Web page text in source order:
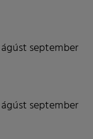
ágúst september
ágúst september